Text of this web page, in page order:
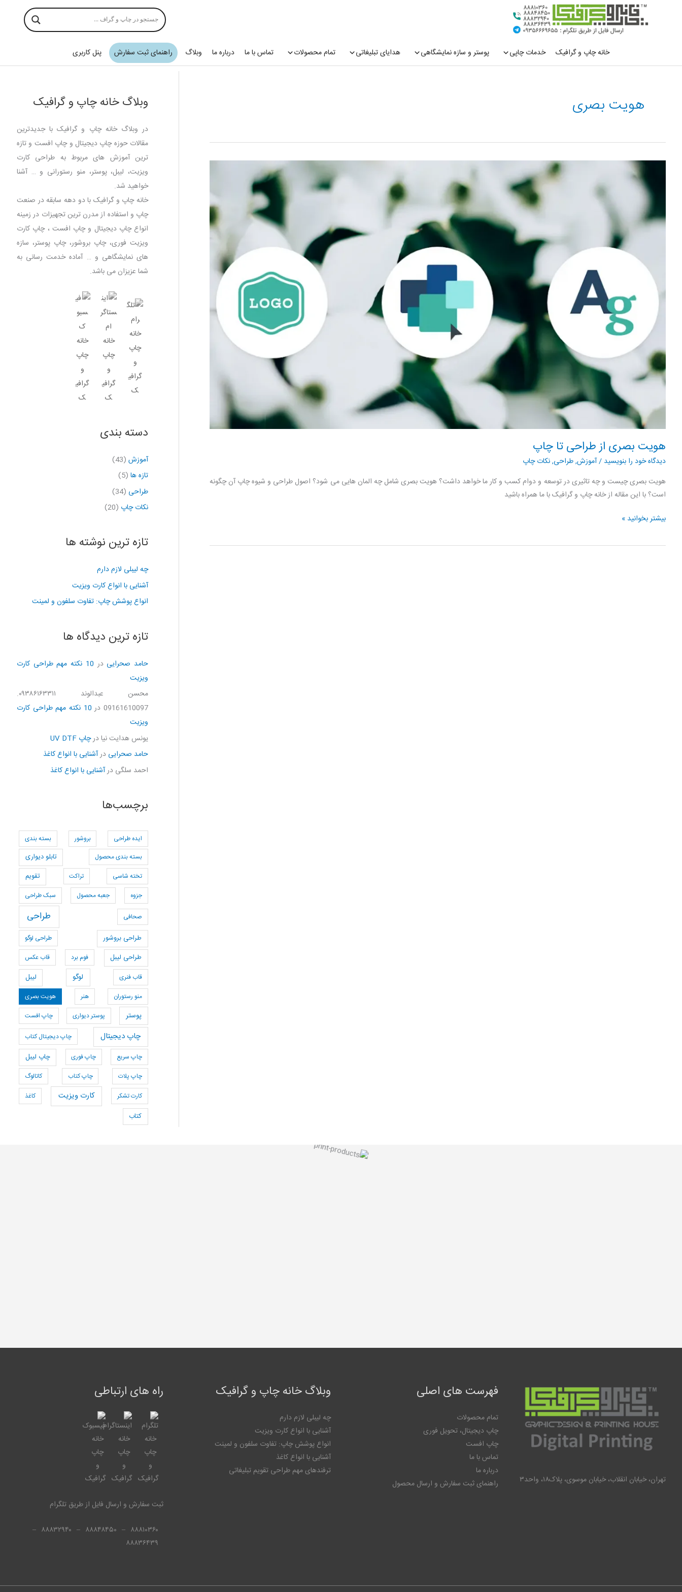
خانه چاپ و گرافیک
خدمات چاپی پوستر و سازه نمایشگاهی هدایای تبلیغاتی تمام محصولات تماس با ما درباره ما وبلاگ راهنمای ثبت سفارش پنل کاربری
هویت بصری
هویت بصری از طراحی تا چاپ
دیدگاه‌ خود را بنویسید /آموزش,طراحی,نکات چاپ
هویت بصری چیست و چه تاثیری در توسعه و دوام کسب و کار ما خواهد داشت؟ هویت بصری شامل چه المان هایی می شود؟ اصول طراحی و شیوه چاپ آن چگونه
است؟ با این مقاله از خانه چاپ و گرافیک با ما همراه باشید
هویت
از
بیشتر بخوانید »
وبلاگ خانه چاپ و گرافیک
در وبلاگ خانه چاپ و گرافیک با جدیدترین
مقالات حوزه چاپ دیجیتال و چاپ افست و تازه
ترین آموزش های مربوط به طراحی کارت
ویزیت، لیبل، پوستر، منو رستورانی و … آشنا
خواهید شد.
خانه چاپ و گرافیک با دو دهه سابقه در صنعت
چاپ و استفاده از مدرن ترین تجهیزات در زمینه
انواع چاپ دیجیتال و چاپ افست ، چاپ کارت
ویزیت فوری، چاپ بروشور، چاپ پوستر، سازه
های نمایشگاهی و … آماده خدمت رسانی به
شما عزیزان می باشد.
دسته بندی
آموزش (43)
تازه ها (5)
طراحی (34)
نکات چاپ (20)
تازه ترین نوشته ها
چه لیبلی لازم دارم
آشنایی با انواع کارت ویزیت
انواع پوشش چاپ: تفاوت سلفون و لمینت
تازه ترین دیدگاه ها
حامد صحرایی در
10 نکته مهم طراحی کارت
ویزیت
محسن عبدالوند ۰۹۳۸۶۱۶۳۳۱۱.
09161610097در
10 نکته مهم طراحی کارت
ویزیت
یونس هدایت نیادرچاپ UV DTF
حامد صحرایی درآشنایی با انواع کاغذ
احمد سلگی درآشنایی با انواع کاغذ
برچسب‌ها
ایده طراحی بروشور
بسته بندی
بسته بندی محصول
تابلو دیواری
تخته شاسی تراکت تقویم
جزوه جعبه محصول سبک طراحی
صحافی طراحی
طراحی بروشور طراحی لوگو
طراحی لیبل فوم برد
قاب عکس
قاب فنری
لوگو لیبل
منو رستوران هنر هویت بصری
پوستر پوستر دیواری چاپ افست
چاپ دیجیتال چاپ دیجیتال کتاب
چاپ سریع چاپ فوری چاپ لیبل
چاپ پلات چاپ کتاب
کاتالوگ
کارت تشکر
کارت ویزیت کاغذ
کتاب
تهران، خیابان انقلاب، خیابان موسوی، پلاک۱۸، واحد۳
فهرست های اصلی
تمام محصولات
چاپ دیجیتال، تحویل فوری
چاپ افست
تماس با ما
درباره ما
راهنمای ثبت سفارش و ارسال محصول
وبلاگ خانه چاپ و گرافیک
چه لیبلی لازم دارم
آشنایی با انواع کارت ویزیت
انواع پوشش چاپ: تفاوت سلفون و لمینت
آشنایی با انواع کاغذ
ترفندهای مهم طراحی تقویم تبلیغاتی
راه های ارتباطی
ثبت سفارش و ارسال فایل از طریق تلگرام
۸۸۸۱۰۳۶۰ – ۸۸۸۴۸۴۵۰ – ۸۸۸۳۲۹۴۰ –
۸۸۸۳۶۴۳۹